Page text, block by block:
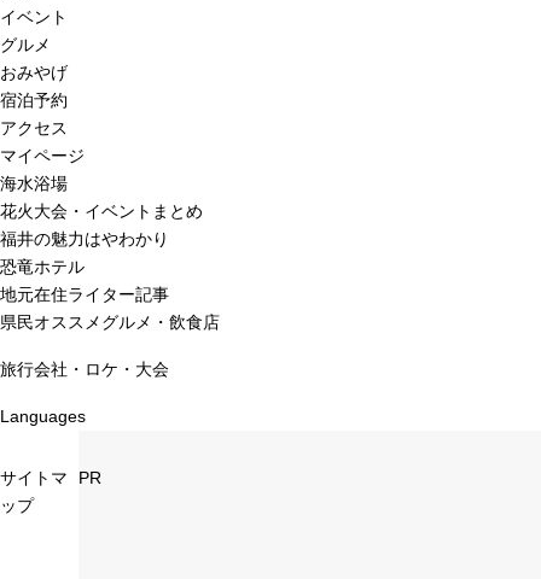
イベント
グルメ
おみやげ
宿泊予約
アクセス
マイページ
海水浴場
花火大会・イベントまとめ
福井の魅力はやわかり
恐竜ホテル
地元在住ライター記事
県民オススメグルメ・飲食店
旅行会社・ロケ・大会
Languages
サイトマ
ップ
PR